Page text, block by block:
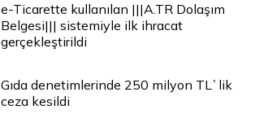
e-Ticarette kullanılan |||A.TR Dolaşım
Belgesi||| sistemiyle ilk ihracat
gerçekleştirildi
Gıda denetimlerinde 250 milyon TL`lik
ceza kesildi